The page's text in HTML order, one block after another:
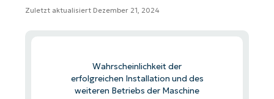
Zuletzt aktualisiert Dezember 21, 2024
Wahrscheinlichkeit der
erfolgreichen Installation und des
weiteren Betriebs der Maschine